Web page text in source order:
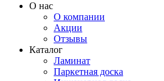
О нас
О компании
Акции
Отзывы
Каталог
Ламинат
Паркетная доска